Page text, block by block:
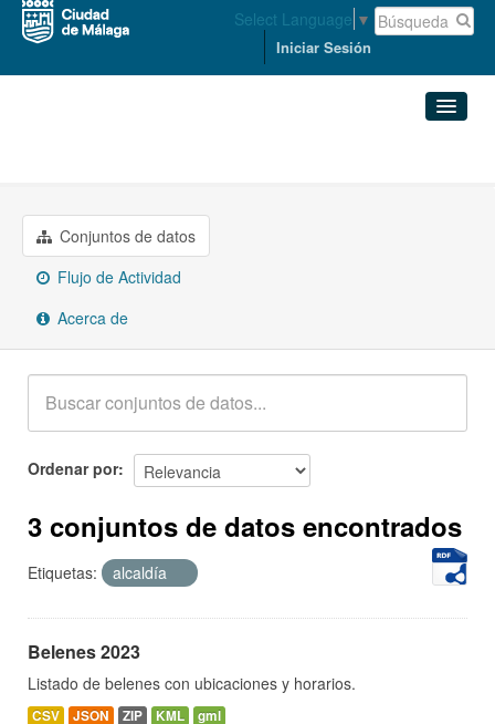
Select Language ▼
Iniciar Sesión
Organizaciones
Grupos
Acerca de
Conjuntos de datos
Flujo de Actividad
Acerca de
Ordenar por
3 conjuntos de datos encontrados
Etiquetas: alcaldía
Belenes 2023
Listado de belenes con ubicaciones y horarios.
CSV JSON ZIP KML gml